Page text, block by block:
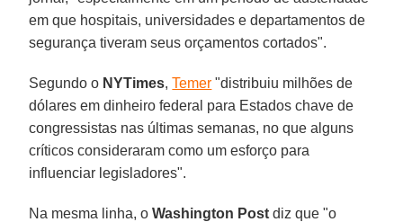
em que hospitais, universidades e departamentos de
segurança tiveram seus orçamentos cortados".
Segundo o NYTimes,Temer "distribuiu milhões de
dólares em dinheiro federal para Estados chave de
congressistas nas últimas semanas, no que alguns
críticos consideraram como um esforço para
influenciar legisladores".
Na mesma linha, o Washington Post diz que "o